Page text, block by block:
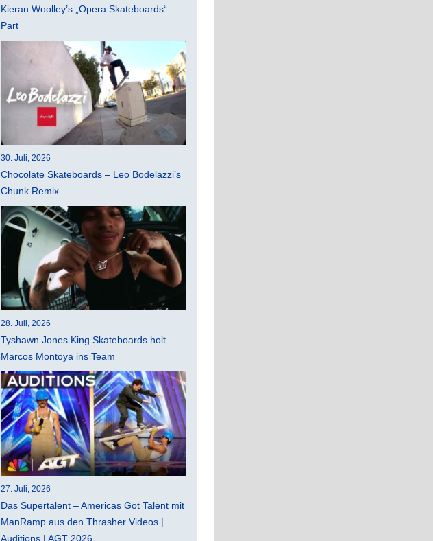
Kieran Woolley’s „Opera Skateboards“
Part
30. Juli, 2026
Chocolate Skateboards – Leo Bodelazzi’s
Chunk Remix
28. Juli, 2026
Tyshawn Jones King Skateboards holt
Marcos Montoya ins Team
27. Juli, 2026
Das Supertalent – Americas Got Talent mit
ManRamp aus den Thrasher Videos |
Auditions | AGT 2026